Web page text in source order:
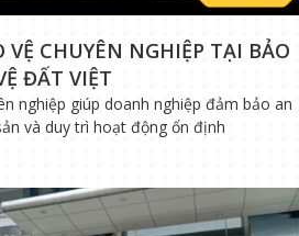
VỆ CHUYÊN NGHIỆP TẠI BẢO
ĐẤT VIỆT
nghiệp giúp doanh nghiệp đảm bảo an
và duy trì hoạt động ổn định